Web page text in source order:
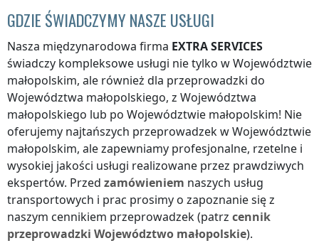
GDZIE ŚWIADCZYMY NASZE USŁUGI
Nasza międzynarodowa firma EXTRA SERVICES
świadczy kompleksowe usługi nie tylko w Województwie
małopolskim, ale również dla przeprowadzki do
Województwa małopolskiego, z Województwa
małopolskiego lub po Województwie małopolskim! Nie
oferujemy najtańszych przeprowadzekw Województwie
małopolskim, ale zapewniamy profesjonalne, rzetelne i
wysokiej jakości usługi realizowane przez prawdziwych
ekspertów. Przed zamówieniem naszych usług
transportowych i prac prosimy o zapoznanie się z
naszym cennikiem przeprowadzek (patrz cennik
przeprowadzki Województwo małopolskie).